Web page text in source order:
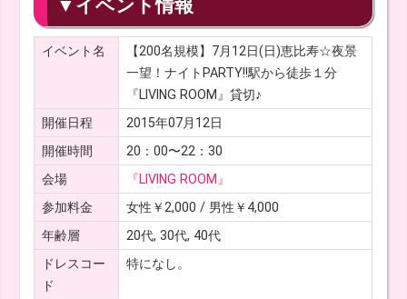
▼イベント情報
イベント名
【200名規模】7月12日(日)恵比寿☆夜景
一望！ナイトPARTY!!駅から徒歩１分
『LIVING ROOM』貸切♪
開催日程
2015年07月12日
開催時間
20：00〜22：30
会場
『LIVING ROOM』
参加料金
女性￥2,000 / 男性￥4,000
年齢層
20代, 30代, 40代
ドレスコー
ド
特になし。